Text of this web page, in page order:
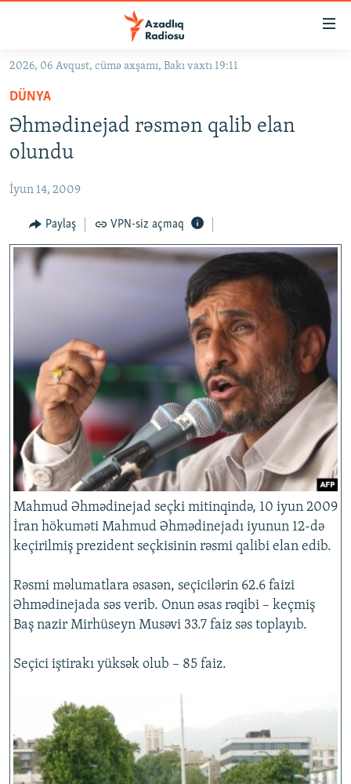
Əsas
qayıt
Əsas
naviqasiyaya
qayıt
Axtarışa
keç
#İZAHLA
KORRUPSIOMETR
FƏRQƏ BAX
QANUNI DOĞRU
ARAŞDIRMA
MULTIMEDIA
FOTOQALEREYA
İNFOQRAFIKA
KARIKATURA
AZƏRBAYCAN ƏDƏBIYYATI KITABXANASI
İSLAM VƏ DEMOKRATIYA
İZ - MƏDƏNIYYƏT PROQRAMI
HAQQIMIZDA
MISSIYAMIZ
PEŞƏ ETIKASI VƏ JURNALISTIKA STANDARTLARIMIZ
MATERIALLARIMIZDAN ISTIFADƏ
AZADLIQRADIOSU MOBIL TELEFONUNUZDA
BIZIMLƏ ƏLAQƏ
XƏBƏR BÜLLETENLƏRIMIZ
BIZI IZLƏ
RFE/RL-in bütün saytları
2026, 06 Avqust, cümə axşamı, Bakı vaxtı 19:11
DÜNYA
Əhmədinejad rəsmən qalib elan
olundu
İyun 14, 2009
Paylaş VPN-siz açmaq
Mahmud Əhmədinejad seçki mitinqində, 10 iyun 2009
İran hökuməti Mahmud Əhmədinejadı iyunun 12-də
keçirilmiş prezident seçkisinin rəsmi qalibi elan edib.
Rəsmi məlumatlara əsasən, seçicilərin 62.6 faizi
Əhmədinejada səs verib. Onun əsas rəqibi – keçmiş
Baş nazir Mirhüseyn Musəvi 33.7 faiz səs toplayıb.
Seçici iştirakı yüksək olub – 85 faiz.